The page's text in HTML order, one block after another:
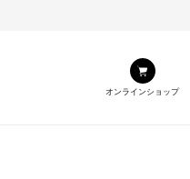
オンラインショップ